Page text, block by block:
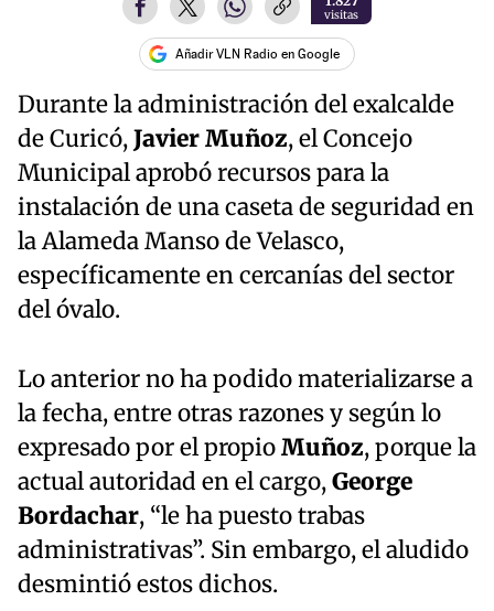
visitas
Añadir VLN Radio en Google
Durante la administración del exalcalde
de Curicó,Javier Muñoz, el Concejo
Municipal aprobó recursos para la
instalación de una caseta de seguridad en
la Alameda Manso de Velasco,
específicamente en cercanías del sector
del óvalo.
Lo anterior no ha podido materializarse a
la fecha, entre otras razones y según lo
expresado por el propioMuñoz, porque la
actual autoridad en el cargo,George
Bordachar, “le ha puesto trabas
administrativas”. Sin embargo, el aludido
desmintió estos dichos.